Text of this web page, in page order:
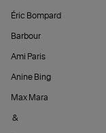
Éric Bompard
Barbour
Ami Paris
Anine Bing
Max Mara
&